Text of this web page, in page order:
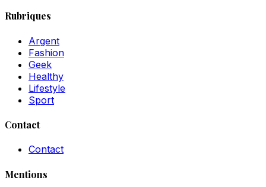
Rubriques
Argent
Fashion
Geek
Healthy
Lifestyle
Sport
Contact
Contact
Mentions